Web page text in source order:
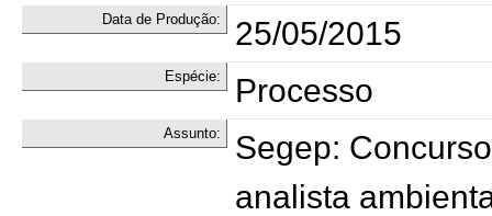
Data de Produção: 25/05/2015
Espécie: Processo
Assunto:
Segep:
analista